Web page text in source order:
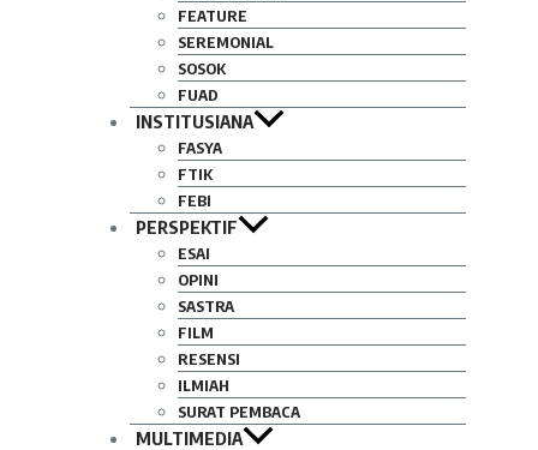
FEATURE
SEREMONIAL
SOSOK
FUAD
INSTITUSIANA
FASYA
FTIK
FEBI
PERSPEKTIF
ESAI
OPINI
SASTRA
FILM
RESENSI
ILMIAH
SURAT PEMBACA
MULTIMEDIA